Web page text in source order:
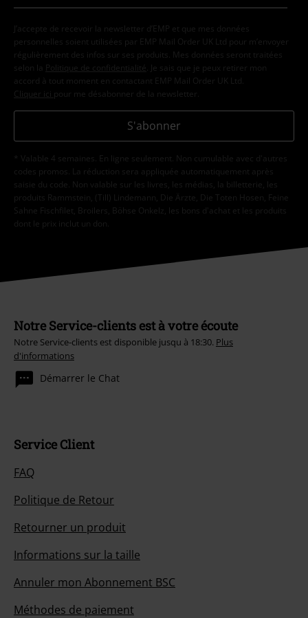
J’accepte de recevoir la newsletter d’EMP et que mes données
personnelles soient utilisées par EMP Mail Order UK Ltd pour m’envoyer
régulièrement des infos sur ses produits. Mes données seront traitées
selon la
Politique de confidentialité . Je sais que je peux retirer mon
accord à tout moment en contactant EMP Mail Order UK Ltd.
Cliquer ici pour me désabonner de la newsletter.
S'abonner
* Valable 4 semaines. En ligne seulement. Non cumulable avec d'autres
codes promos. La réduction sera appliquée automatiquement après
saisie du code. Non valable sur les livres, les médias, la billetterie, les
produits Rammstein, (Till) Lindemann, Die Ärzte, Die Toten Hosen, Feine
Sahne Fischfilet, Broilers, Böhse Onkelz, les bons d'achat et les produits
dont le prix inclut un don.
Notre Service-clients est à votre écoute
Notre Service-clients est disponible jusqu à 18:30. Plus
d'informations
Démarrer le Chat
Service Client
FAQ
Politique de Retour
Retourner un produit
Informations sur la taille
Annuler mon Abonnement BSC
Méthodes de paiement